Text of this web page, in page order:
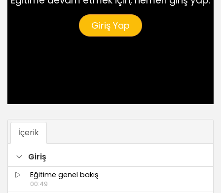
Giriş Yap
İçerik
Giriş
Eğitime genel bakış
00:49